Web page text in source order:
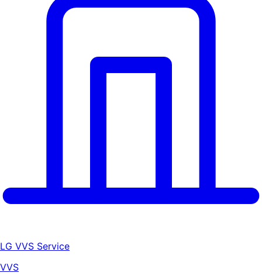
LG VVS Service
VVS